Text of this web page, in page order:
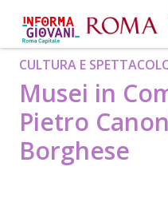
CULTURA E
Musei in
Pietro
Borghese